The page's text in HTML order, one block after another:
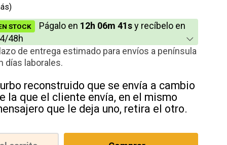
STOCK Págalo en 12h 06m 41sy recíbelo en
48h
de entrega estimado para envíos a península
días laborales.
reconstruido que se envía a cambio
la que el cliente envía, en el mismo
que le deja uno, retira el otro.